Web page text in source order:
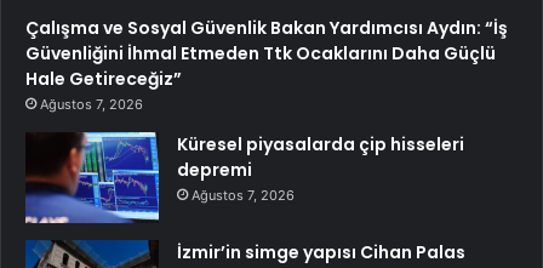
Çalışma ve Sosyal Güvenlik Bakan Yardımcısı Aydın: “İş
Güvenliğini İhmal Etmeden Ttk Ocaklarını Daha Güçlü
Hale Getireceğiz”
Ağustos 7, 2026
Küresel piyasalarda çip hisseleri
depremi
Ağustos 7, 2026
İzmir’in simge yapısı Cihan Palas